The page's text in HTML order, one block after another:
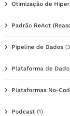
Otimização de
Padrão ReAct
Pipeline de Dados
Plataforma de
Plataformas No-
Podcast (1)